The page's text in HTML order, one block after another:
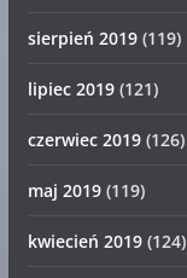
sierpień 2019(119)
lipiec 2019(121)
czerwiec 2019(126)
maj 2019(119)
kwiecień 2019(124)